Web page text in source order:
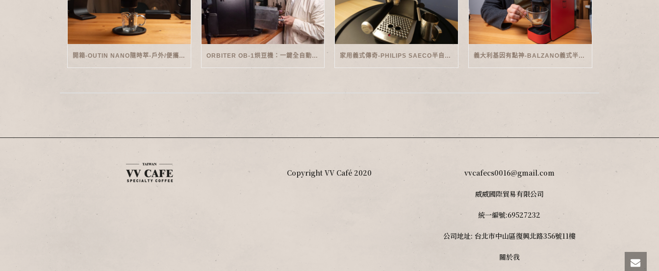
開箱-OUTIN NANO隨時萃-戶外/便攜義式機 ORBITER OB-1烘豆機：一鍵全自動智能烘焙體驗 家用義式傳奇-PHILIPS SAECO半自動義式咖啡機(EMS5110)開箱 義大利基因有點神-BALZANO義式半自動雙膠囊3 IN 1咖啡機開箱
Copyright VV Café 2020 vvcafecs0016@gmail.com
威威國際貿易有限公司
統一編號:69527232
公司地址: 台北市中山區復興北路356號11樓
關於我